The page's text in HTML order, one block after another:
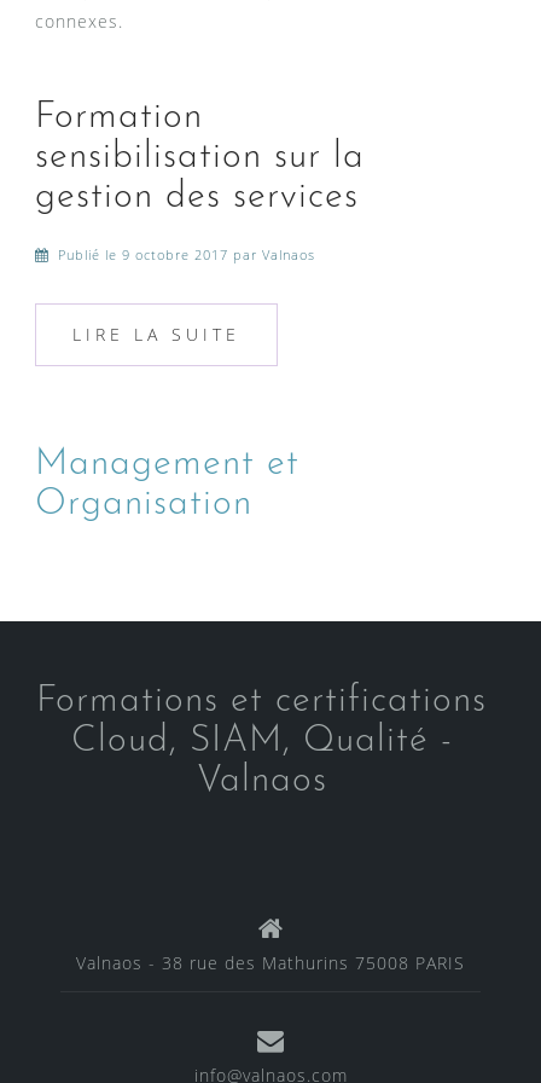
connexes.
Formation
sensibilisation sur la
gestion des services
Publié le 9 octobre 2017 par Valnaos
LIRE LA SUITE
Management et
Organisation
Formations et certifications
Cloud, SIAM, Qualité -
Valnaos
Valnaos - 38 rue des Mathurins 75008 PARIS
info@valnaos.com